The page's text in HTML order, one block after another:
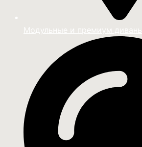
Модульные и премиум диваны